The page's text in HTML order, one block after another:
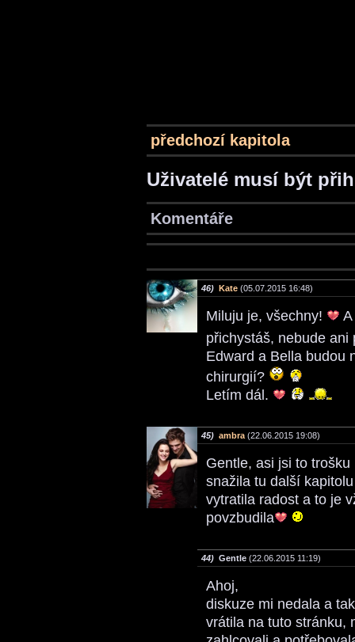
předchozí kapitola
Uživatelé musí být
Komentáře
46) Kate (05.07.2015 16:48)
Miluju je, všechny!
přichystáš, nebude
Edward a Bella budou
chirurgií?
Letím dál.
45) ambra (22.06.2015 19:08)
Gentle, asi jsi to
snažila tu další
vytratila radost a to je
povzbudila
44) Gentle (22.06.2015 11:19)
Ahoj,
diskuze mi nedala a
vrátila na tuto stránku,